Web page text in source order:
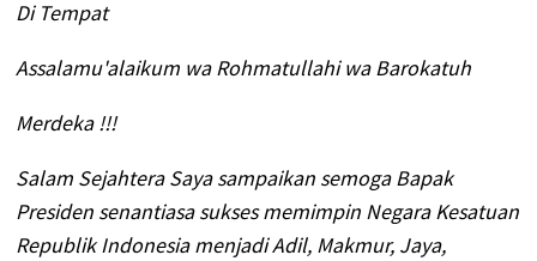
Di Tempat
Assalamu'alaikum wa Rohmatullahi wa Barokatuh
Merdeka !!!
Salam Sejahtera Saya sampaikan semoga Bapak
Presiden senantiasa sukses memimpin Negara Kesatuan
Republik Indonesia menjadi Adil, Makmur, Jaya,